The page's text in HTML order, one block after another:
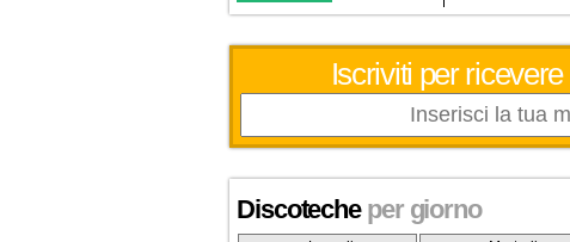
Iscriviti per
Discoteche per giorno